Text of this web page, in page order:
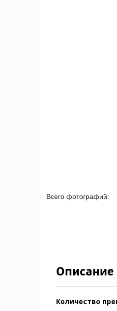
Всего фотографий:
Описание
Количество